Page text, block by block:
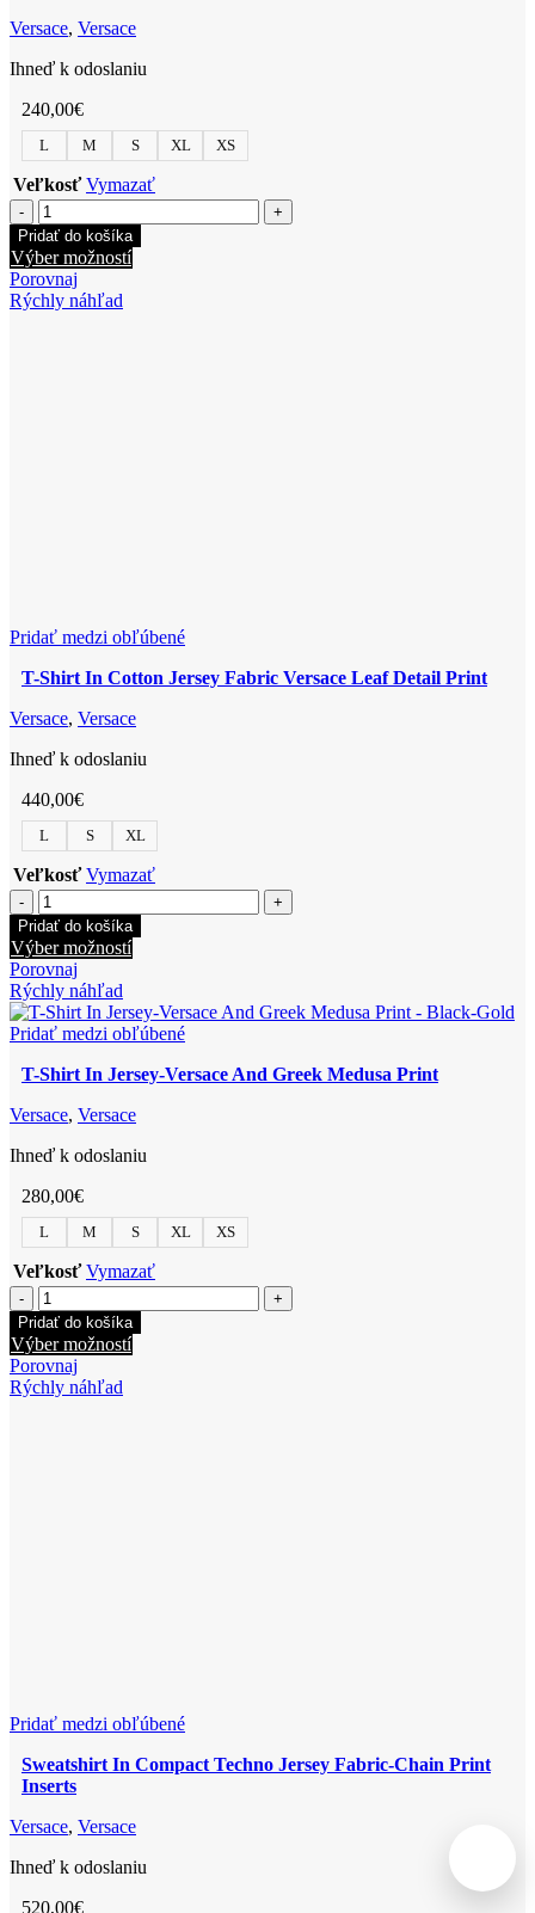
Embroidery vybrať
stránke
Versace, Versace
Ihneď k odoslaniu
240,00€
L M S XL XS
Veľkosť Vymazať
množstvo
T-
Shirt
In
Jersey
Fabric-
Pridať do košíka
Výber možnostíTento
Porovnaj
Rýchly náhľad
Pridať medzi obľúbené
T-Shirt In Cotton Jersey Fabric Versace Leaf Detail Print
Versace, Versace
Ihneď k odoslaniu
440,00€
L S XL
Veľkosť Vymazať
množstvo
T-
Shirt
In
Cotton
Jersey
Fabric
Versace
Leaf
Print
Pridať do košíka
Výber možnostíTento
viacero
variantov.
si
vybrať
stránke
Porovnaj
Rýchly náhľad
Pridať medzi obľúbené
T-Shirt In Jersey-Versace And Greek Medusa Print
Versace, Versace
Ihneď k odoslaniu
280,00€
L M S XL XS
Veľkosť Vymazať
množstvo
T-
Shirt
In
Jersey-
Versace
Pridať do košíka
Výber možnostíTento
Porovnaj
Rýchly náhľad
Pridať medzi obľúbené
Sweatshirt In Compact Techno Jersey Fabric-Chain Print
Inserts
Versace, Versace
Ihneď k odoslaniu
520,00€